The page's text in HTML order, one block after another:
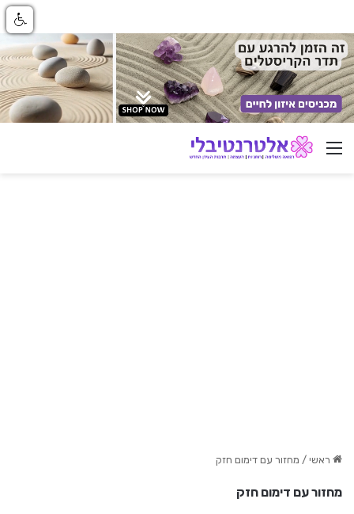
ניווט באתר
ראשי / מחזור עם דימום חזק
מחזור עם דימום חזק